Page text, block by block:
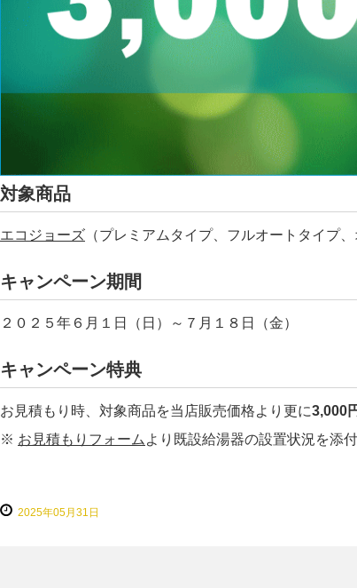
対象商品
エコジョーズ （プレミアムタイプ、フルオートタイプ、
キャンペーン期間
２０２５年６月１日（日）～７月１８日（金）
キャンペーン特典
お見積もり時、対象商品を当店販売価格より更に3,000
※ お見積もりフォーム より既設給湯器の設置状況を添
2025年05月31日